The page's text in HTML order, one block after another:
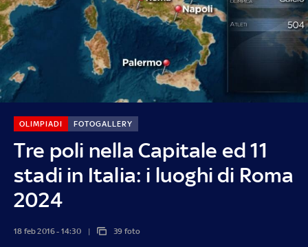
Tre poli nella Capitale ed 11
stadi in Italia: i luoghi di Roma
2024
OLIMPIADI FOTOGALLERY
18 feb 2016 - 14:30 39 foto